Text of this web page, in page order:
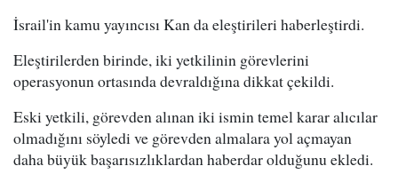
İsrail'in kamu yayıncısı Kan da eleştirileri haberleştirdi.
Eleştirilerden birinde, iki yetkilinin görevlerini
operasyonun ortasında devraldığına dikkat çekildi.
Eski yetkili, görevden alınan iki ismin temel karar alıcılar
olmadığını söyledi ve görevden almalara yol açmayan
daha büyük başarısızlıklardan haberdar olduğunu ekledi.